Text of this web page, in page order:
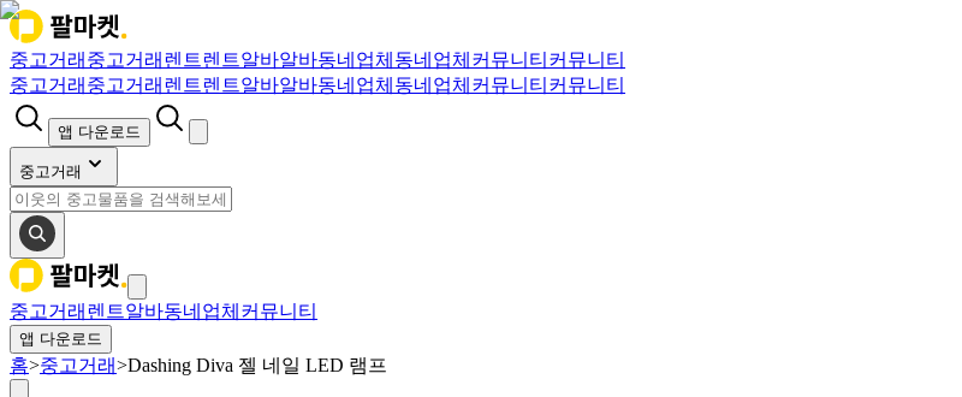
중고거래 중고거래 렌트렌트알바알바동네업체 동네업체 커뮤니티 커뮤니티
중고거래 중고거래 렌트렌트알바알바동네업체 동네업체 커뮤니티 커뮤니티
앱 다운로드
중고거래
중고거래 렌트알바동네업체 커뮤니티
앱 다운로드
홈>중고거래>Dashing Diva 젤 네일 LED 램프